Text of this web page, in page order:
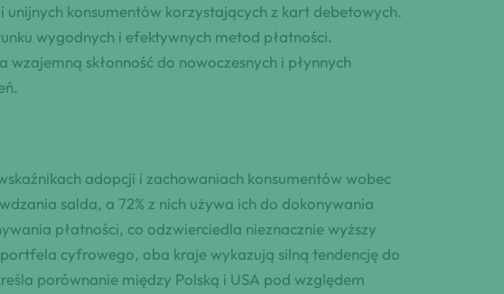
konsumentów korzystających z kart debetowych.
wygodnych i efektywnych metod płatności.
skłonność do nowoczesnych i płynnych
adopcji i zachowaniach konsumentów wobec
salda, a 72% z nich używa ich do dokonywania
płatności, co odzwierciedla nieznacznie wyższy
cyfrowego, oba kraje wykazują silną tendencję do
porównanie między Polską i USA pod względem